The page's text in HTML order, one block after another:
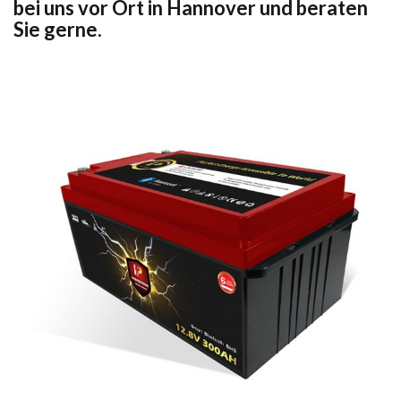
bei uns vor Ort in Hannover und beraten
Sie gerne.